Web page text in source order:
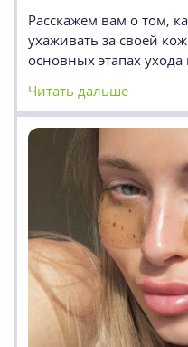
Расскажем вам о том,
ухаживать за своей
основных этапах
Читать дальше